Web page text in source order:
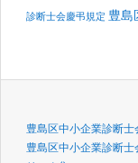
診断士会慶弔規定 豊島
豊島区中小企業診断士
豊島区中小企業診断士